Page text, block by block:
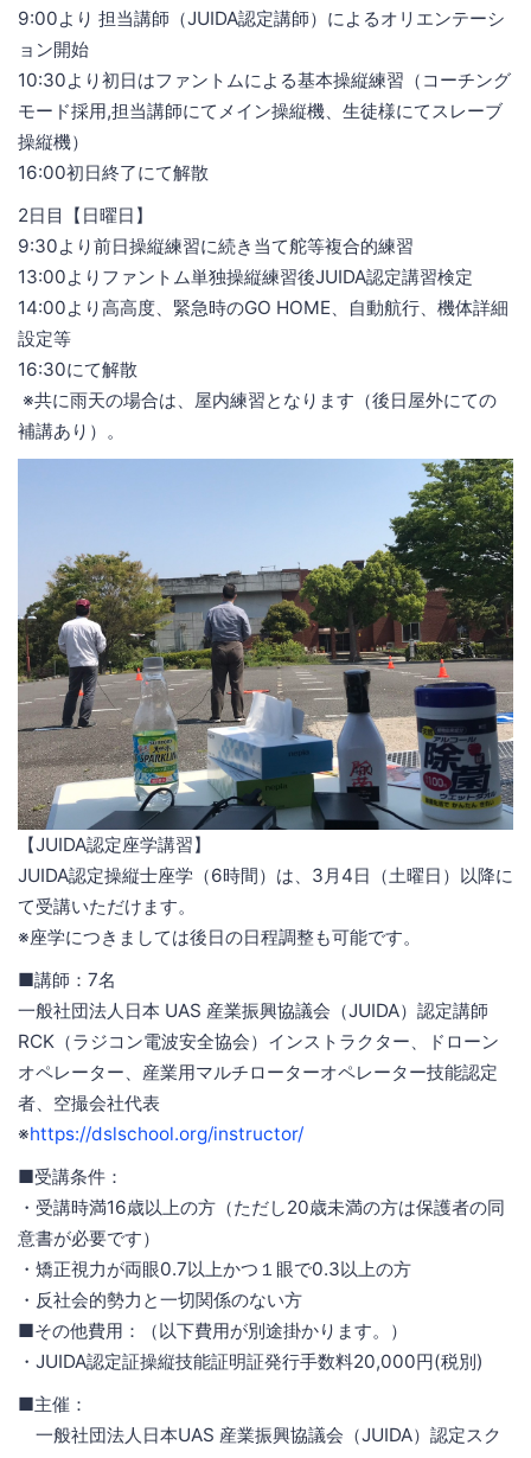
‪9:00より 担当講師（JUIDA認定講師）によるオリエンテーシ
ョン開始‬
‪10:30より初日はファントムによる基本操縦練習（コーチング
モード採用,担当講師にてメイン操縦機、生徒様にてスレーブ
操縦機）‬
‪16:00初日終了にて解散‬
2日目【日曜日】
‪9:30より前日操縦練習に続き当て舵等複合的練習‬
‪13:00よりファントム単独操縦練習後JUIDA認定講習検定‬
‪14:00より高高度、緊急時のGO HOME、自動航行、機体詳細
設定等‬
‪16:30にて解散‬
※共に雨天の場合は、屋内練習となります（後日屋外にての
補講あり）。
【JUIDA認定座学講習】
JUIDA認定操縦士座学（‪6時‬間）は、3月4日（土曜日）以降に
て受講いただけます。
※座学につきましては後日の日程調整も可能です。
■講師：7名
一般社団法人日本 UAS 産業振興協議会（JUIDA）認定講師
RCK（ラジコン電波安全協会）インストラクター、ドローン
オペレーター、産業用マルチローターオペレーター技能認定
者、空撮会社代表
※https://dslschool.org/instructor/
■受講条件：
・受講時満16歳以上の方（ただし20歳未満の方は保護者の同
意書が必要です）
・矯正視力が両眼0.7以上かつ１眼で0.3以上の方
・反社会的勢力と一切関係のない方
■その他費用：（以下費用が別途掛かります。）
・JUIDA認定証操縦技能証明証発行手数料20,000円(税別)
■主催：
一般社団法人日本UAS 産業振興協議会（JUIDA）認定スク